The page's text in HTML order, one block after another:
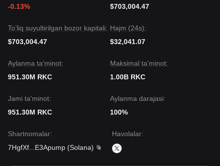
-0.13%
$703,004.47
To’liq suyultirilgan bozor kapitali:
$703,004.47
Hajm (24s):
$32,041.07
Aylanma ta'minot:
951.30M RKC
Maksimal ta'minot:
1.00B RKC
Jami ta'minot:
951.30M RKC
Aylanma darajasi:
100%
Shartnomalar:
7HgfXf
E3Apump (Solana)
Havolalar: